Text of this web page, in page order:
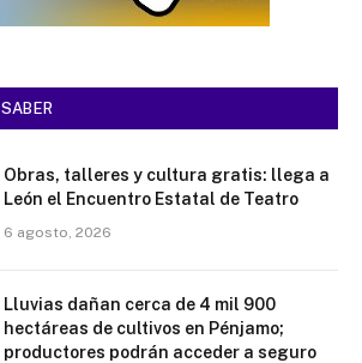
SABER
Obras, talleres y cultura gratis: llega a
León el Encuentro Estatal de Teatro
6 agosto, 2026
Lluvias dañan cerca de 4 mil 900
hectáreas de cultivos en Pénjamo;
productores podrán acceder a seguro